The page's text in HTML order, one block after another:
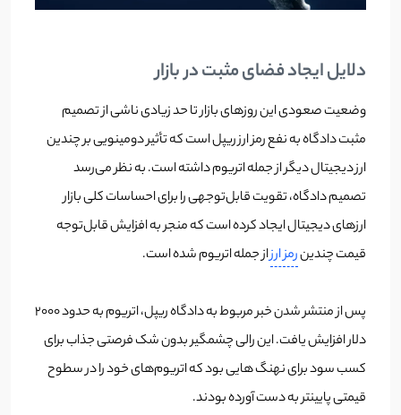
دلایل ایجاد فضای مثبت در بازار
وضعیت صعودی این روزهای بازار تا حد زیادی ناشی از تصمیم
مثبت دادگاه به نفع رمز ارز ریپل است که تأثیر دومینویی بر چندین
ارز دیجیتال دیگر از جمله اتریوم داشته است. به نظر می‌رسد
تصمیم دادگاه، تقویت قابل‌توجهی را برای احساسات کلی بازار
ارزهای دیجیتال ایجاد کرده است که منجر به افزایش قابل‌توجه
قیمت چندینرمز ارزاز جمله اتریوم شده است.
پس از منتشر شدن خبر مربوط به دادگاه ریپل، اتریوم به حدود 2000
دلار افزایش یافت. این رالی چشمگیر بدون شک فرصتی جذاب برای
کسب سود برای نهنگ هایی بود که اتریوم‌های خود را در سطوح
قیمتی پایینتر به دست آورده بودند.